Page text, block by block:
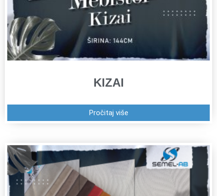
KIZAI
Pročitaj više